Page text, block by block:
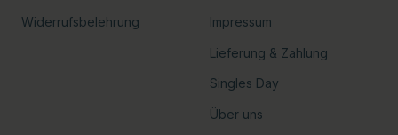
Widerrufsbelehrung Impressum
Lieferung & Zahlung
Singles Day
Über uns